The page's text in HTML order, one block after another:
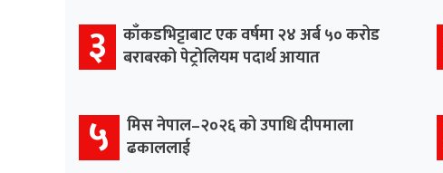
३
काँकडभिट्टाबाट एक वर्षमा २४ अर्ब ५० करोड
बराबरको पेट्रोलियम पदार्थ आयात
५
मिस नेपाल–२०२६ को उपाधि दीपमाला
ढकाललाई